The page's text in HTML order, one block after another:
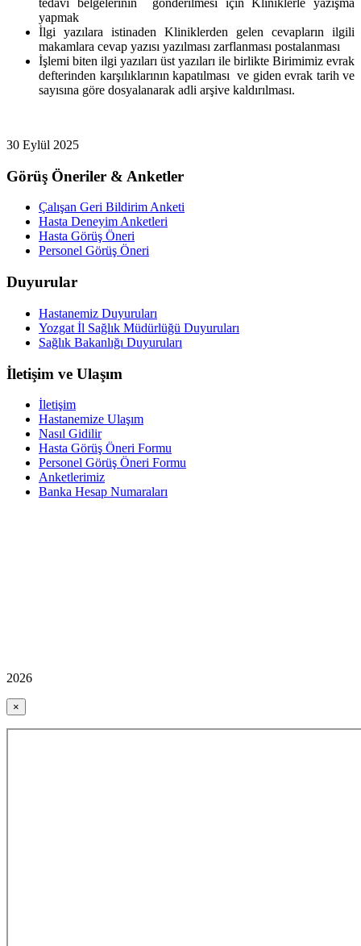
tedavi belgelerinin gönderilmesi için Kliniklerle yazışma
yapmak
İlgi yazılara istinaden Kliniklerden gelen cevapların ilgili
makamlara cevap yazısı yazılması zarflanması postalanması
İşlemi biten ilgi yazıları üst yazıları ile birlikte Birimimiz evrak
defterinden karşılıklarının kapatılması ve giden evrak tarih ve
sayısına göre dosyalanarak adli arşive kaldırılması.
30 Eylül 2025
Görüş Öneriler & Anketler
Çalışan Geri Bildirim Anketi
Hasta Deneyim Anketleri
Hasta Görüş Öneri
Personel Görüş Öneri
Duyurular
Hastanemiz Duyuruları
Yozgat İl Sağlık Müdürlüğü Duyuruları
Sağlık Bakanlığı Duyuruları
İletişim ve Ulaşım
İletişim
Hastanemize Ulaşım
Nasıl Gidilir
Hasta Görüş Öneri Formu
Personel Görüş Öneri Formu
Anketlerimiz
Banka Hesap Numaraları
2026
×